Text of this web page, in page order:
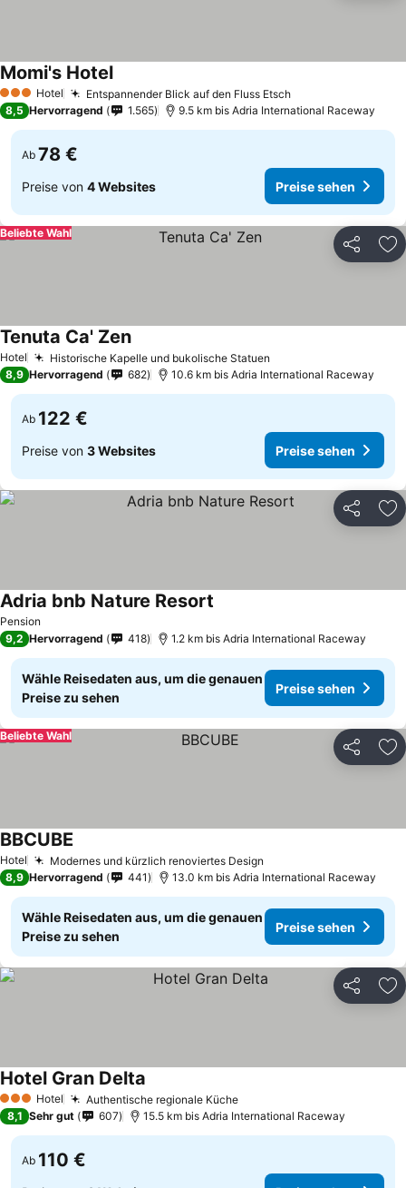
3 SterneHotel Entspannender Blick auf den Fluss EtschPreise sehen
Momi's HotelPreise sehen
8,5 Hervorragend 1.565 9.5 km bis Adria International Raceway
Ab 78 €
Preise von 4 Websites Preise sehen
Teilen
Beliebte Wahl
Hotel Historische Kapelle und bukolische Statuen
Tenuta Ca' ZenPreise sehen
8,9 Hervorragend 682 10.6 km bis Adria International Raceway
Ab 122 €
Preise von 3 Websites Preise sehen
Teilen
Pension
Adria bnb Nature Resort
9,2 Hervorragend 418 1.2 km bis Adria International Raceway
Wähle Reisedaten aus, um die genauen
Preise zu sehen
Preise sehen
Teilen
Beliebte Wahl
Hotel Modernes und kürzlich renoviertes Design
BBCUBE
8,9 Hervorragend 441 13.0 km bis Adria International Raceway
Wähle Reisedaten aus, um die genauen
Preise zu sehen
Preise sehen
Teilen
3 SterneHotel Authentische regionale KüchePreise sehen
Hotel Gran Delta
8,1 Sehr gut 607 15.5 km bis Adria International Raceway
Ab 110 €